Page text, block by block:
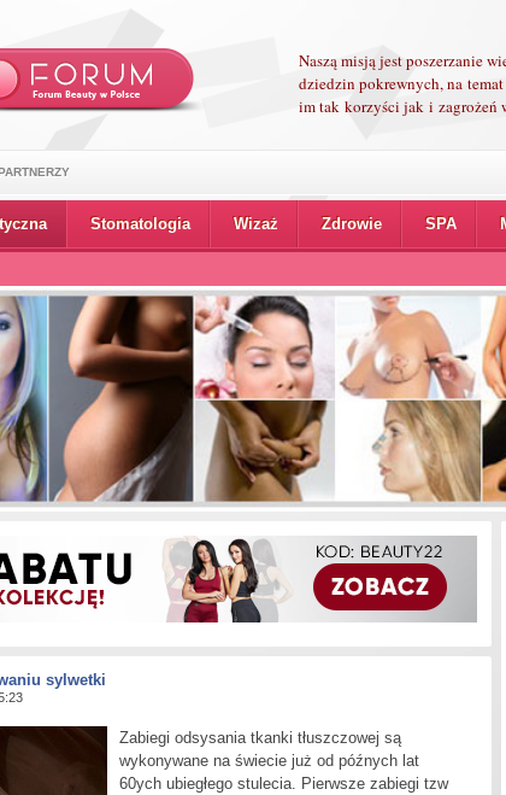
Naszą misją jest poszerzanie
dziedzin pokrewnych, na
im tak korzyści jak i zagrożeń
Stomatologia Wizaż Zdrowie SPA
sylwetki
Zabiegi odsysania tkanki tłuszczowej są
wykonywane na świecie już od późnych lat
60ych ubiegłego stulecia. Pierwsze zabiegi tzw